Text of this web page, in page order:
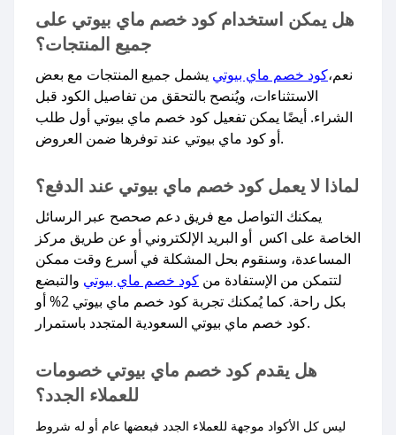
هل يمكن استخدام كود خصم ماي بيوتي على
جميع المنتجات؟
نعم،كود خصم ماي بيوتي يشمل جميع المنتجات مع بعض
الاستثناءات، ويُنصح بالتحقق من تفاصيل الكود قبل
الشراء. أيضًا يمكن تفعيل كود خصم ماي بيوتي أول طلب
أو كود ماي بيوتي عند توفرها ضمن العروض.​
لماذا لا يعمل كود خصم ماي بيوتي عند الدفع؟
يمكنك التواصل مع فريق دعم صحصح عبر الرسائل
الخاصة على اكس أو البريد الإلكتروني أو عن طريق مركز
المساعدة، وسنقوم بحل المشكلة في أسرع وقت ممكن
لتتمكن من الإستفادة من كود خصم ماي بيوتي والتبضع
بكل راحة. كما يُمكنك تجربة كود خصم ماي بيوتي 2% أو
كود خصم ماي بيوتي السعودية المتجدد باستمرار.​
هل يقدم كود خصم ماي بيوتي خصومات
للعملاء الجدد؟
ليس كل الأكواد موجهة للعملاء الجدد فبعضها عام أو له شروط